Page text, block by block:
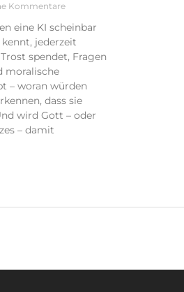
Kommentare
eine KI scheinbar
jederzeit
spendet, Fragen
moralische
– woran würden
dass sie
wird Gott – oder
– damit